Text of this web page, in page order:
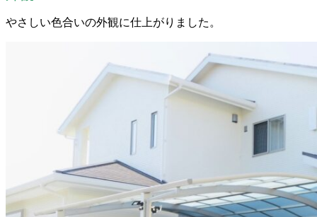
やさしい色合いの外観に仕上がりました。